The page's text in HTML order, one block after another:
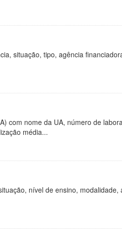
situação, tipo, agência
com nome da UA, número de
média...
nível de ensino, modalidade,